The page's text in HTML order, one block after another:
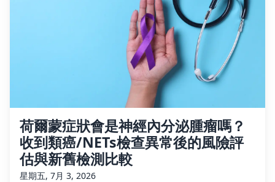
荷爾蒙症狀會是神經內分泌腫瘤嗎？
收到類癌/NETs檢查異常後的風險評
估與新舊檢測比較
星期五, 7月 3, 2026